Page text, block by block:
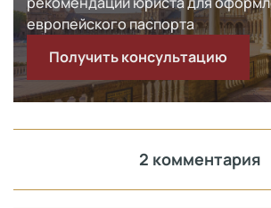
европейского паспорта
Получить консультацию
2 комментария